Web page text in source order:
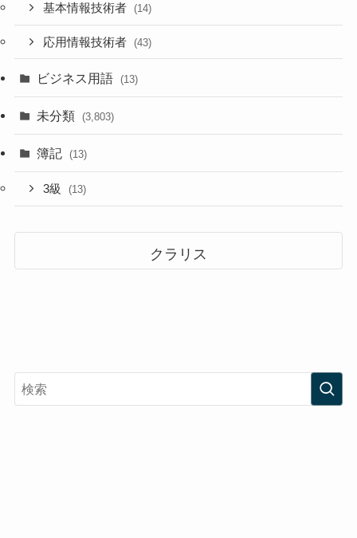
基本情報技術者 (14)
応用情報技術者 (43)
ビジネス用語 (13)
未分類 (3,803)
簿記 (13)
3級 (13)
クラリス